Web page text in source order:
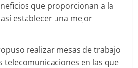
que proporcionan a la
establecer una mejor
realizar mesas de trabajo
telecomunicaciones en las que